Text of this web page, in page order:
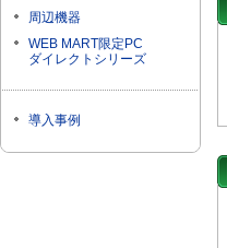
周辺機器
WEB MART限定PC
ダイレクトシリーズ
導入事例